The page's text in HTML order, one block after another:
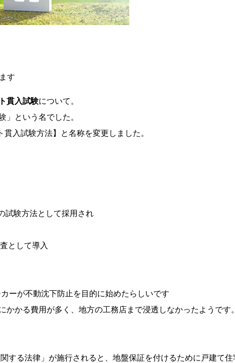
す
貫入試験について。
という名でした。
入試験方法】と名称を変更しました。
試験方法として採用され
として導入
ーが不動沈下防止を目的に始めたらしいです
かかる費用が多く、地方の工務店まで浸透しなかったようです
する法律」が施行されると、地盤保証を付けるために戸建て住